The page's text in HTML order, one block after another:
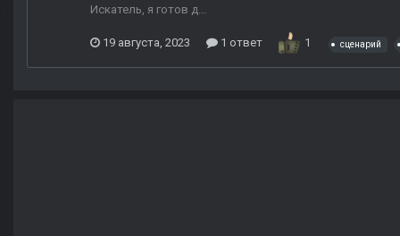
Искатель, я готов д...
19 августа, 2023 1 ответ 1 сценарий